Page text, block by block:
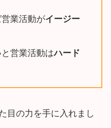
業活動がイージー
営業活動はハード
目の力を手に入れまし